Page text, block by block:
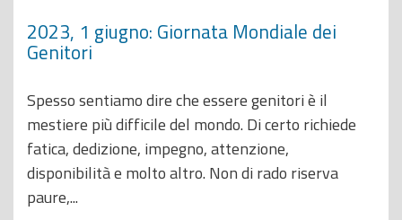
2023, 1 giugno: Giornata Mondiale dei
Genitori
Spesso sentiamo dire che essere genitori è il
mestiere più difficile del mondo. Di certo richiede
fatica, dedizione, impegno, attenzione,
disponibilità e molto altro. Non di rado riserva
paure,...